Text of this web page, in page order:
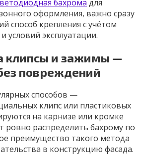
бахрома для
оформления, важно сразу
способ крепления с учётом
условий эксплуатации.
клипсы и зажимы —
повреждений
способов —
клипс или пластиковых
на карнизе или кромке
ровно распределить бахрому по
преимущество такого метода
в конструкцию фасада.